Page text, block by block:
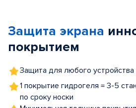
5
Защита экрана
покрытием
Защита для любого устройства
1 покрытие гидрогеля = 3-5
по сроку носки